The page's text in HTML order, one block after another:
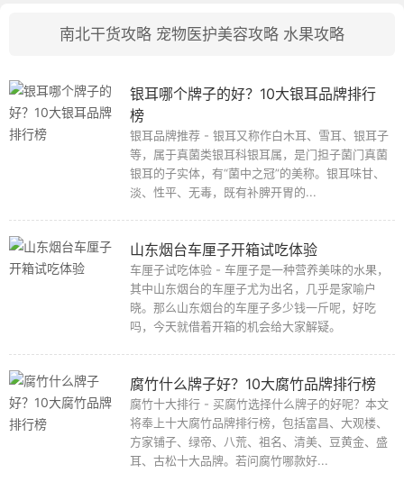
南北干货攻略 宠物医护美容攻略 水果攻略
银耳哪个牌子的好？10大银耳品牌排行
榜
银耳品牌推荐 - 银耳又称作白木耳、雪耳、银耳子
等，属于真菌类银耳科银耳属，是门担子菌门真菌
银耳的子实体，有“菌中之冠”的美称。银耳味甘、
淡、性平、无毒，既有补脾开胃的...
山东烟台车厘子开箱试吃体验
车厘子试吃体验 - 车厘子是一种营养美味的水果，
其中山东烟台的车厘子尤为出名，几乎是家喻户
晓。那么山东烟台的车厘子多少钱一斤呢，好吃
吗，今天就借着开箱的机会给大家解疑。
腐竹什么牌子好？10大腐竹品牌排行榜
腐竹十大排行 - 买腐竹选择什么牌子的好呢？本文
将奉上十大腐竹品牌排行榜，包括富昌、大观楼、
方家铺子、绿帝、八荒、祖名、清美、豆黄金、盛
耳、古松十大品牌。若问腐竹哪款好...